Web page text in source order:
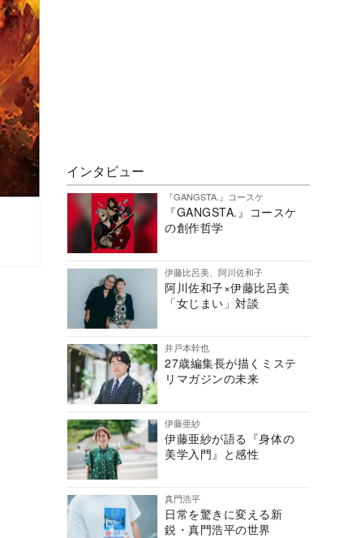
インタビュー
『GANGSTA.』コースケ
『GANGSTA.』コースケ
の創作哲学
伊藤比呂美、阿川佐和子
阿川佐和子×伊藤比呂美
「女じまい」対談
井戸本幹也
27歳編集長が描くミステ
リマガジンの未来
伊藤亜紗
伊藤亜紗が語る『身体の
美学入門』と感性
真門浩平
日常を驚きに変える新
鋭・真門浩平の世界